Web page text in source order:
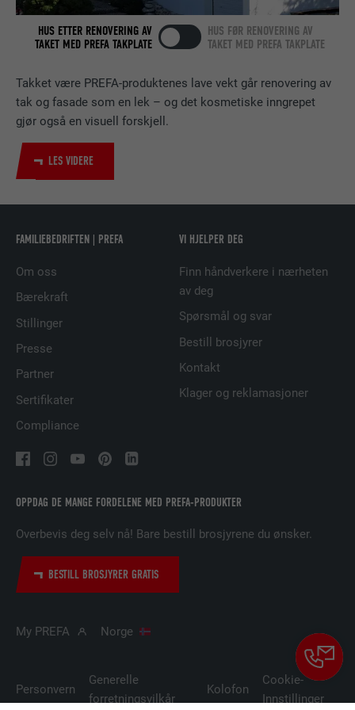
Takket være PREFA-produktenes lave vekt går renovering av
tak og fasade som en lek – og det kosmetiske inngrepet
gjør også en visuell forskjell.
LES VIDERE
HUS ETTER RENOVERING AV
TAKET MED PREFA TAKPLATE
HUS FØR RENOVERING AV
TAKET MED PREFA TAKPLATE
OPPDAG DE MANGE FORDELENE MED PREFA-PRODUKTER
Overbevis deg selv nå! Bare bestill brosjyrene du ønsker.
BESTILL BROSJYRER GRATIS
FAMILIEBEDRIFTEN | PREFA
Om oss
Bærekraft
Stillinger
Presse
Partner
Sertifikater
Compliance
VI HJELPER DEG
Finn håndverkere i nærheten
av deg
Spørsmål og svar
Bestill brosjyrer
Kontakt
Klager og reklamasjoner
My PREFA Norge
Personvern
Generelle
forretningsvilkår
Kolofon
Cookie-
Innstillinger
FORMÅL
følge bruken av innebygde tjenester.
TILBYDER LinkedIn
FORMÅL
NAVN UserMatchHistory
FORLØP
FORMÅL
Brukes for å sikre at det riktige SameSite-
attributet er tilgjengelig for alle
informasjonskapslene i denne nettleseren
FORMÅL
FORLØP